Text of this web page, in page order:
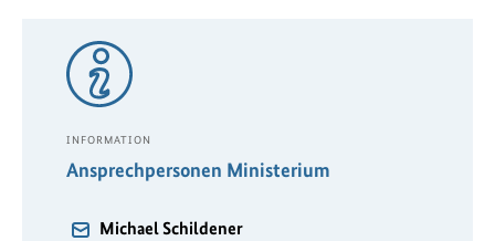
INFORMATION
Ansprechpersonen Ministerium
Michael Schildener